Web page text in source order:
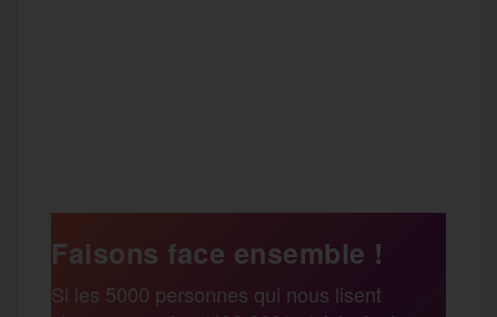
b t l
s
a
r
Faisons face ensemble !
Si les 5000 personnes qui nous lisent